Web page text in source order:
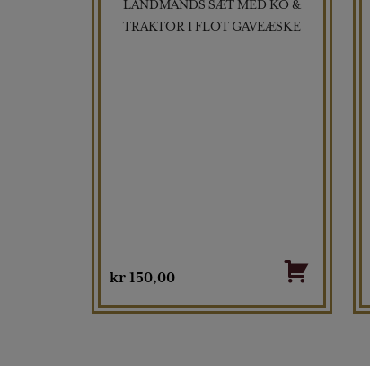
LANDMANDS SÆT MED KO &
TRAKTOR I FLOT GAVEÆSKE
kr 150,00